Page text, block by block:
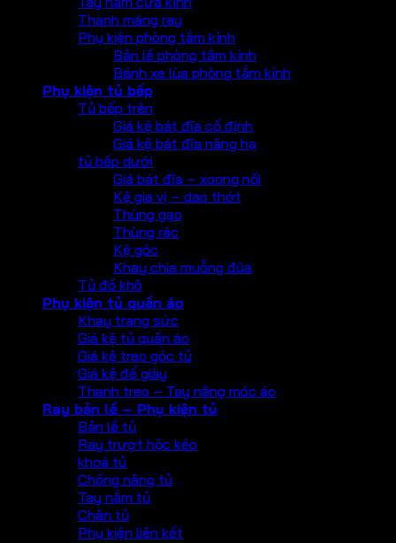
Thanh máng ray
Phụ kiện phòng tắm kính
Bản lề phòng tắm kính
Bánh xe lùa phòng tắm kính
Phụ kiện tủ bếp
Tủ bếp trên
Giá kệ bát đĩa cố định
Giá kệ bát đĩa nâng hạ
tủ bếp dưới
Giá bát đĩa – xoong nồi
Kệ gia vị – dao thớt
Thùng gạo
Thùng rác
Kệ góc
Khay chia muỗng đũa
Tủ đồ khô
Phụ kiện tủ quần áo
Khay trang sức
Giá kệ tủ quần áo
Giá kệ treo góc tủ
Giá kệ để giày
Thanh treo – Tay nâng móc áo
Ray bản lề – Phụ kiện tủ
Bản lề tủ
Ray trượt hộc kéo
khoá tủ
Chống nâng tủ
Tay nắm tủ
Chân tủ
Phụ kiện liên kết